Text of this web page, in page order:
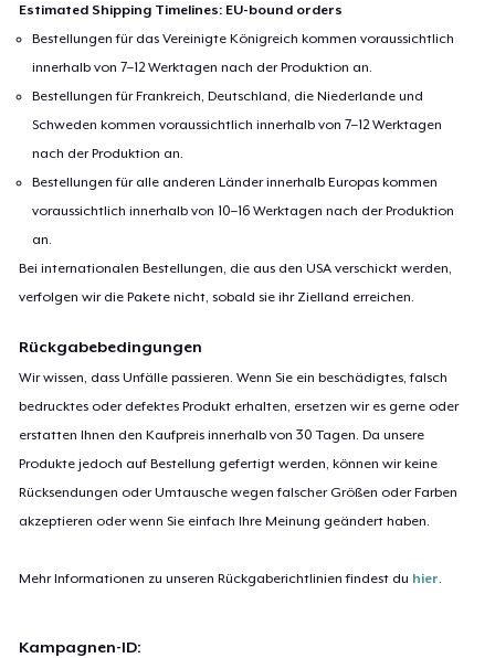
Estimated Shipping Timelines: EU-bound orders
Bestellungen für das Vereinigte Königreich kommen voraussichtlich
innerhalb von 7–12 Werktagen nach der Produktion an.
Bestellungen für Frankreich, Deutschland, die Niederlande und
Schweden kommen voraussichtlich innerhalb von 7–12 Werktagen
nach der Produktion an.
Bestellungen für alle anderen Länder innerhalb Europas kommen
voraussichtlich innerhalb von 10–16 Werktagen nach der Produktion
an.
Bei internationalen Bestellungen, die aus den USA verschickt werden,
verfolgen wir die Pakete nicht, sobald sie ihr Zielland erreichen.
Rückgabebedingungen
Wir wissen, dass Unfälle passieren. Wenn Sie ein beschädigtes, falsch
bedrucktes oder defektes Produkt erhalten, ersetzen wir es gerne oder
erstatten Ihnen den Kaufpreis innerhalb von 30 Tagen. Da unsere
Produkte jedoch auf Bestellung gefertigt werden, können wir keine
Rücksendungen oder Umtausche wegen falscher Größen oder Farben
akzeptieren oder wenn Sie einfach Ihre Meinung geändert haben.
Mehr Informationen zu unseren Rückgaberichtlinien findest du hier.
Kampagnen-ID: